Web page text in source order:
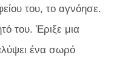
του, το αγνόησε.
του. Έριξε μια
ένα σωρό